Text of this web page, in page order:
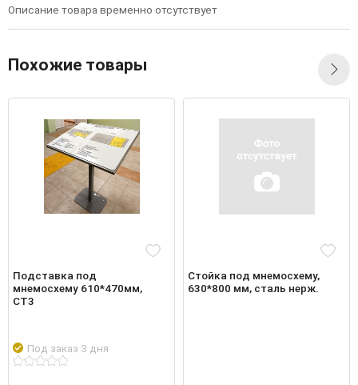
Описание товара временно отсутствует
Похожие товары
Подставка под
мнемосхему 610*470мм,
СТ3
Под заказ 3 дня
Стойка под мнемосхему,
630*800 мм, сталь нерж.